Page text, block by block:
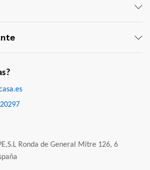
Ronda de General Mitre 126, 6